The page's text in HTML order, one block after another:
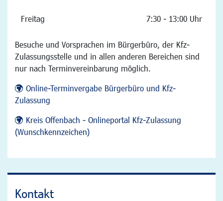
Freitag 7:30 - 13:00 Uhr
Besuche und Vorsprachen im Bürgerbüro, der Kfz-
Zulassungsstelle und in allen anderen Bereichen sind
nur nach Terminvereinbarung möglich.
Online-Terminvergabe Bürgerbüro und Kfz-
Zulassung
Kreis Offenbach - Onlineportal Kfz-Zulassung
(Wunschkennzeichen)
Kontakt